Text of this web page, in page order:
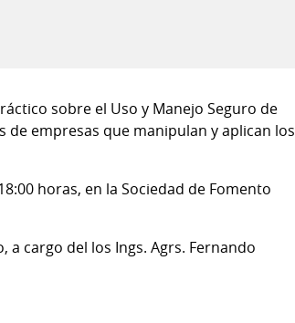
sobre el Uso y Manejo Seguro de
empresas que manipulan y aplican los
horas, en la Sociedad de Fomento
a cargo del los Ings. Agrs. Fernando